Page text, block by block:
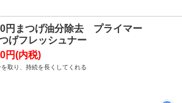
円まつげ油分除去 プライマー
げフレッシュナー
円(内税)
を取り、持続を長くしてくれる